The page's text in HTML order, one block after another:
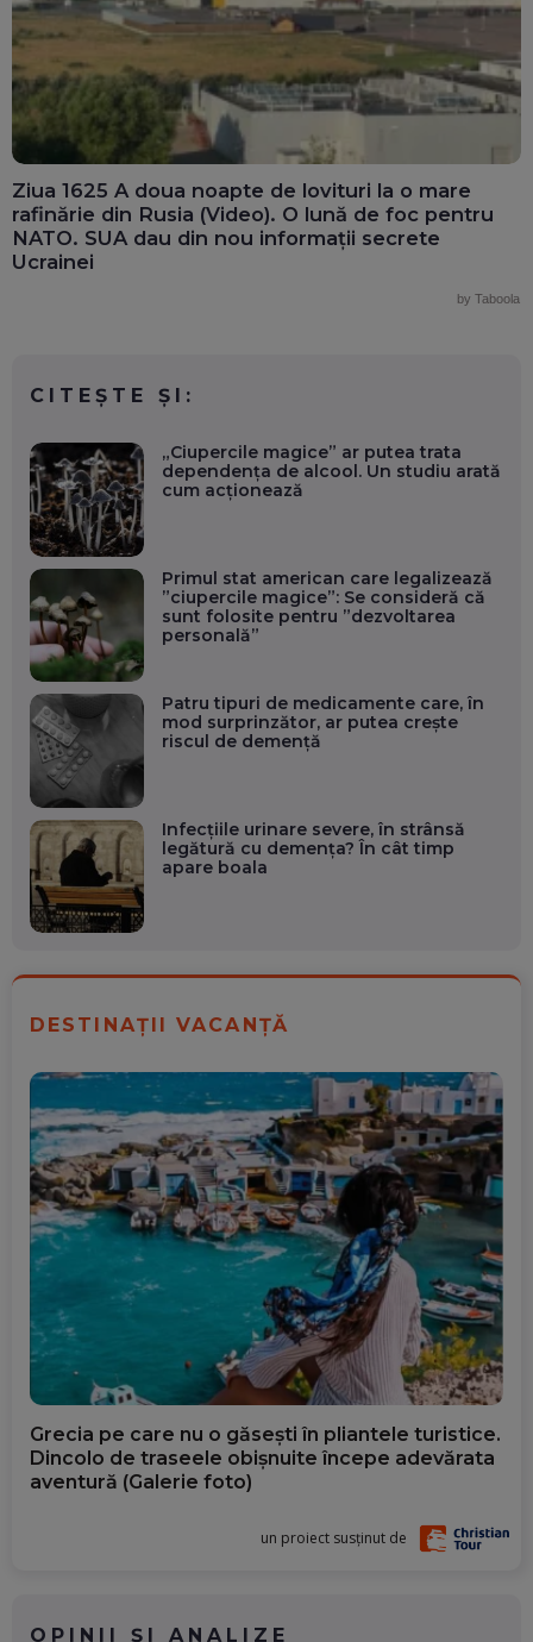
Ziua 1625 A doua noapte de lovituri la o mare
rafinărie din Rusia (Video). O lună de foc pentru
NATO. SUA dau din nou informații secrete
Ucrainei
by Taboola
CITEȘTE ȘI:
„Ciupercile magice” ar putea trata
dependența de alcool. Un studiu arată
cum acționează
Primul stat american care legalizează
”ciupercile magice”: Se consideră că
sunt folosite pentru ”dezvoltarea
personală”
Patru tipuri de medicamente care, în
mod surprinzător, ar putea crește
riscul de demență
Infecțiile urinare severe, în strânsă
legătură cu demența? În cât timp
apare boala
DESTINAȚII VACANȚĂ
Grecia pe care nu o găsești în pliantele turistice.
Dincolo de traseele obișnuite începe adevărata
aventură (Galerie foto)
un proiect susținut de
OPINII ȘI ANALIZE